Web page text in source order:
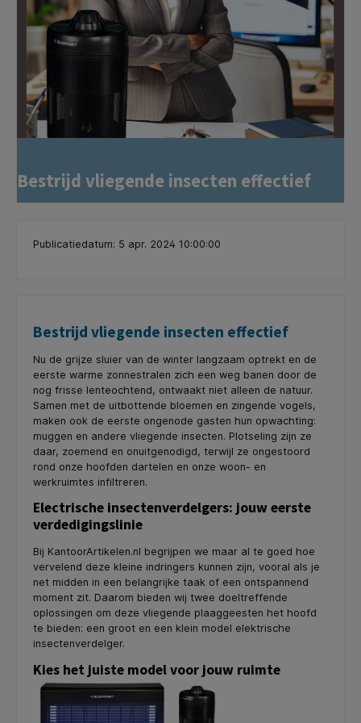
Bestrijd vliegende insecten effectief
Publicatiedatum: 5 apr. 2024 10:00:00
Bestrijd vliegende insecten effectief
Nu de grijze sluier van de winter langzaam optrekt en de
eerste warme zonnestralen zich een weg banen door de
nog frisse lenteochtend, ontwaakt niet alleen de natuur.
Samen met de uitbottende bloemen en zingende vogels,
maken ook de eerste ongenode gasten hun opwachting:
muggen en andere vliegende insecten. Plotseling zijn ze
daar, zoemend en onuitgenodigd, terwijl ze ongestoord
rond onze hoofden dartelen en onze woon- en
werkruimtes infiltreren.
Electrische insectenverdelgers: jouw eerste
verdedigingslinie
Bij KantoorArtikelen.nl begrijpen we maar al te goed hoe
vervelend deze kleine indringers kunnen zijn, vooral als je
net midden in een belangrijke taak of een ontspannend
moment zit. Daarom bieden wij twee doeltreffende
oplossingen om deze vliegende plaaggeesten het hoofd
te bieden: een groot en een klein model elektrische
insectenverdelger.
Kies het juiste model voor jouw ruimte